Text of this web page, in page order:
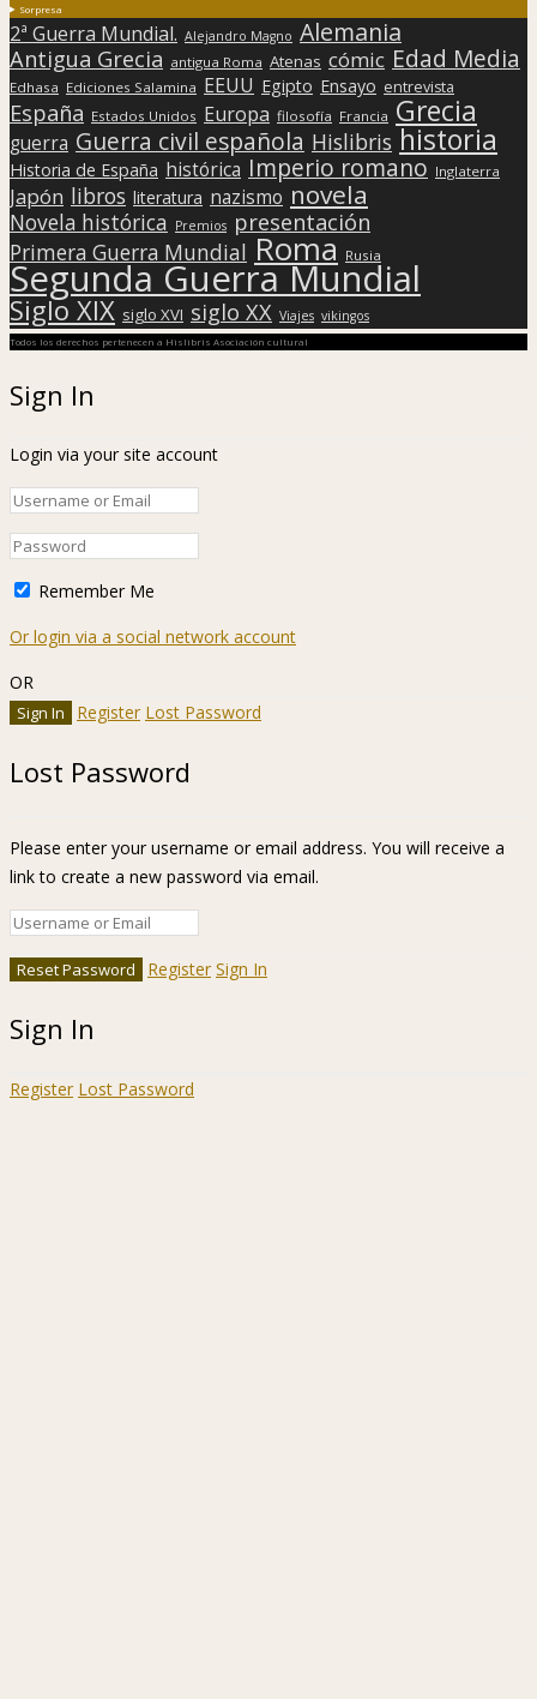
Sorpresa
2ª Guerra Mundial. Alejandro Magno Alemania
Antigua Grecia antigua Roma Atenas cómic Edad Media
Edhasa Ediciones Salamina EEUU Egipto Ensayo entrevista
España Estados Unidos Europa filosofía Francia Grecia
guerra Guerra civil española Hislibris historia
Historia de España histórica Imperio romano Inglaterra
Japón libros literatura nazismo novela
Novela histórica Premios presentación
Primera Guerra Mundial Roma Rusia
Segunda Guerra Mundial
Siglo XIX siglo XVI siglo XX Viajes vikingos
Todos los derechos pertenecen a Hislibris Asociación cultural
Sign In
Login via your site account
Remember Me
Or login via a social network account
OR
Register Lost Password
Lost Password
Please enter your username or email address. You will receive a
link to create a new password via email.
Register Sign In
Sign In
Register Lost Password